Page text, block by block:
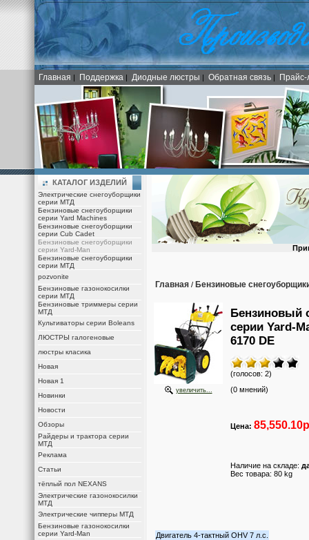
Главная | Поддержка | Диодные люстры | Обратная связь | Прайс-
КАТАЛОГ ИЗДЕЛИЙ
Электрические снегоуборщики
серии МТД
Бензиновые снегоуборщики
серии Yard Machines
Бензиновые снегоуборщики
серии Cub Cadet
Бензиновые снегоуборщики
серии Yard-Man
Бензиновые снегоуборщики
серии МТД
pozvonite
Бензиновые газонокосилки
серии МТД
Бензиновые триммеры серии
МТД
Культиваторы серии Boleans
ЛЮСТРЫ галогеновые
люстры класика
Новая
Новая 1
Новинки
Новости
Обзоры
Райдеры и трактора серии
МТД
Реклама
Статьи
тёплый пол NEXANS
Электрические газонокосилки
МТД
Электрические чипперы МТД
Бензиновые газонокосилки
серии Yard-Man
Главная / Бензиновые
увеличить...
Бензиновый
серии Yard-
6170 DE
(голосов: 2)
(0 мнений)
Цена:
Наличие на складе:
Вес товара: 80 kg
Двигатель 4-тактный OHV 7 л.с.